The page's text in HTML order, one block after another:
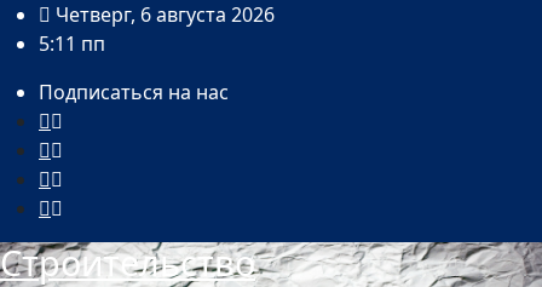
ПерейтиЧетверг, 6 августа 2026
5:11 пп
Подписаться на нас
Строительство